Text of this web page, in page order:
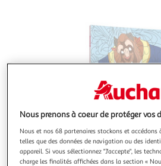
Nous prenons à coeur de protéger vos
Nous et nos 68 partenaires stockons et accédons
telles que des données de navigation ou des
appareil. Si vous sélectionnez "J'accepte", les
charge les finalités affichées dans la section «